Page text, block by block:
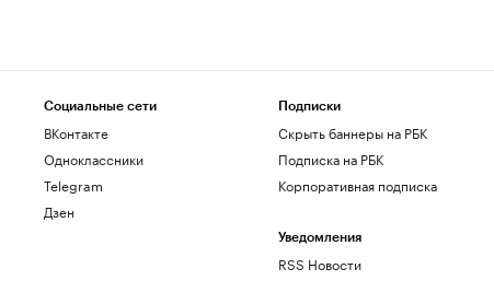
Социальные сети
ВКонтакте
Одноклассники
Telegram
Дзен
Подписки
Скрыть баннеры на РБК
Подписка на РБК
Корпоративная подписка
Уведомления
RSS Новости